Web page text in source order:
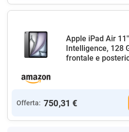
Apple iPad Air
Intelligence, 128
frontale e
Offerta: 750,31 €